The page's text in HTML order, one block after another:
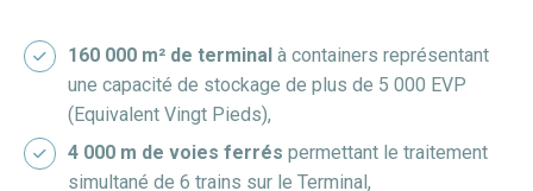
160 000 m² de terminal à containers représentant
une capacité de stockage de plus de 5 000 EVP
(Equivalent Vingt Pieds),
4 000 m de voies ferrés permettant le traitement
simultané de 6 trains sur le Terminal,